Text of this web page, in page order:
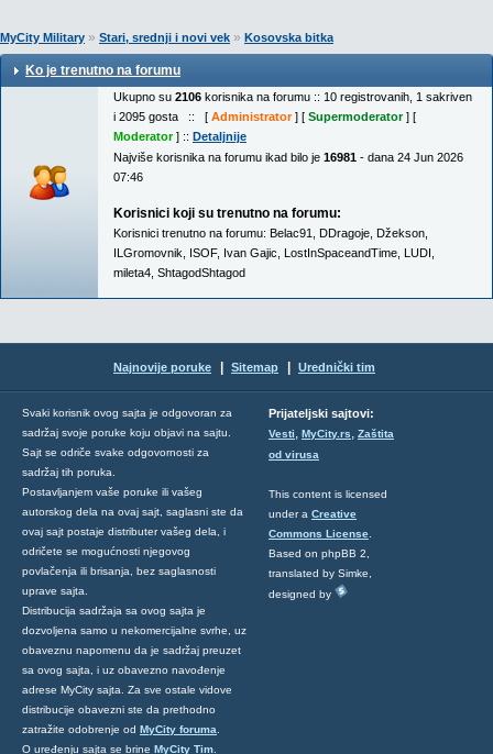
MyCity Military » Stari, srednji i novi vek » Kosovska bitka
Ko je trenutno na forumu
Ukupno su 2106 korisnika na forumu :: 10 registrovanih, 1 sakriven
i 2095 gosta :: [ Administrator] [ Supermoderator] [
Moderator] :: Detaljnije
Najviše korisnika na forumu ikad bilo je 16981 - dana 24 Jun 2026
07:46
Korisnici koji su trenutno na forumu:
Korisnici trenutno na forumu: Belac91 DDragoje Džekson
ILGromovnik
ISOF, Ivan Gajic LostInSpaceandTime LUDI
mileta4 ShtagodShtagod
Najnovije poruke Sitemap Urednički tim
Svaki korisnik ovog sajta je odgovoran za
sadržaj svoje poruke koju objavi na sajtu.
Sajt se odriče svake odgovornosti za
sadržaj tih poruka.
Postavljanjem vaše poruke ili vašeg
autorskog dela na ovaj sajt, saglasni ste da
ovaj sajt postaje distributer vašeg dela, i
odričete se mogućnosti njegovog
povlačenja ili brisanja, bez saglasnosti
uprave sajta.
Distribucija sadržaja sa ovog sajta je
dozvoljena samo u nekomercijalne svrhe, uz
obaveznu napomenu da je sadržaj preuzet
sa ovog sajta, i uz obavezno navođenje
adrese MyCity sajta. Za sve ostale vidove
distribucije obavezni ste da prethodno
zatražite odobrenje od MyCity foruma
O uređenju sajta se brine MyCity Tim
Prijateljski sajtovi:
Vesti, MyCity.rs, Zaštita
od virusa
This content is licensed
under a Creative
Commons License
Based on phpBB 2,
translated by Simke,
designed by